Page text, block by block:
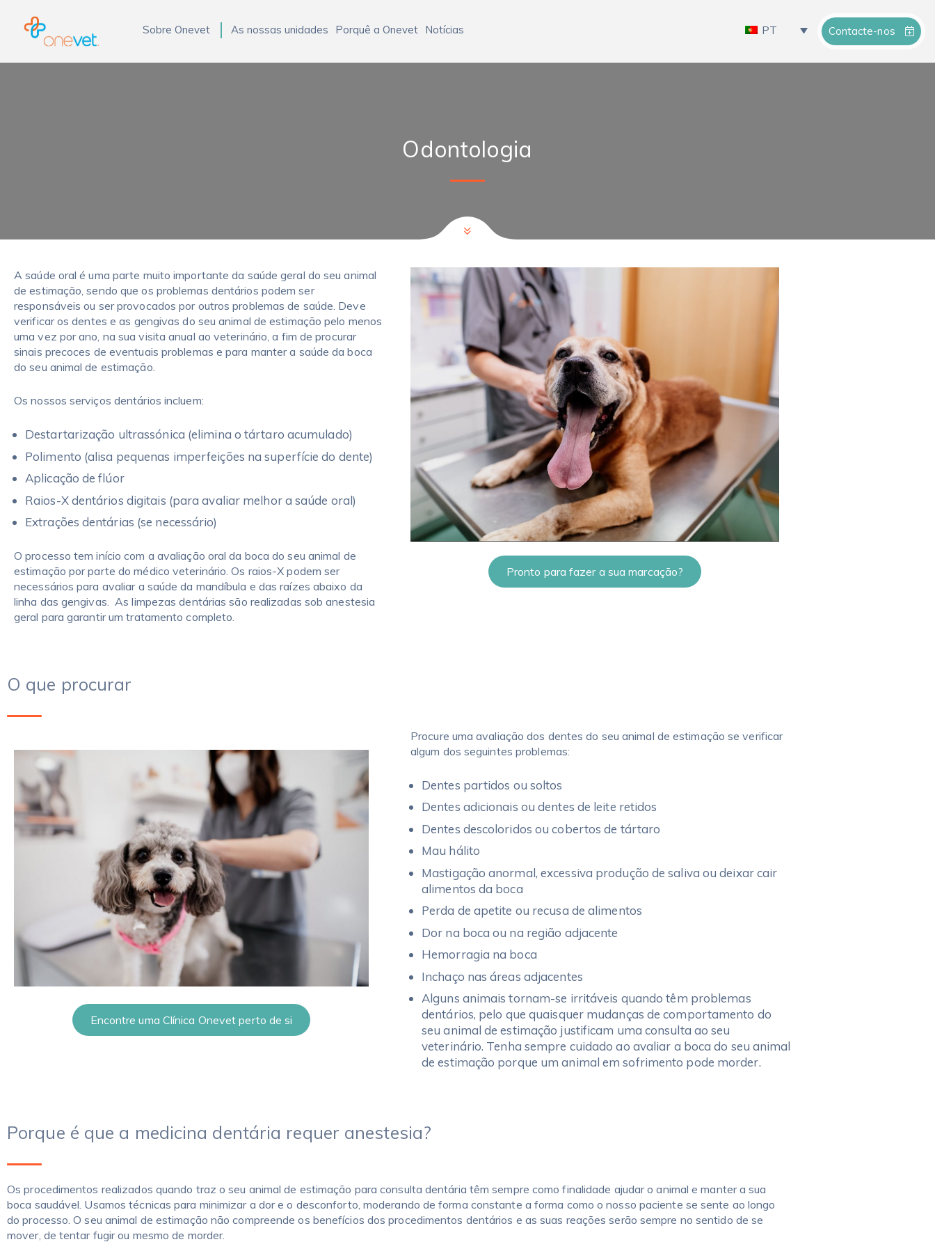
Sobre Onevet As nossas unidades Porquê a Onevet Notícias PT Contacte-nos
Odontologia
A saúde oral é uma parte muito importante da saúde geral do seu animal
de estimação, sendo que os problemas dentários podem ser
responsáveis ou ser provocados por outros problemas de saúde. Deve
verificar os dentes e as gengivas do seu animal de estimação pelo menos
uma vez por ano, na sua visita anual ao veterinário, a fim de procurar
sinais precoces de eventuais problemas e para manter a saúde da boca
do seu animal de estimação.
Os nossos serviços dentários incluem:
Destartarização ultrassónica (elimina o tártaro acumulado)
Polimento (alisa pequenas imperfeições na superfície do dente)
Aplicação de flúor
Raios-X dentários digitais (para avaliar melhor a saúde oral)
Extrações dentárias (se necessário)
O processo tem início com a avaliação oral da boca do seu animal de
estimação por parte do médico veterinário. Os raios-X podem ser
necessários para avaliar a saúde da mandíbula e das raízes abaixo da
linha das gengivas. As limpezas dentárias são realizadas sob anestesia
geral para garantir um tratamento completo.
Pronto para fazer a sua marcação?
O que procurar
Encontre uma Clínica Onevet perto de si
Procure uma avaliação dos dentes do seu animal de estimação se verificar
algum dos seguintes problemas:
Dentes partidos ou soltos
Dentes adicionais ou dentes de leite retidos
Dentes descoloridos ou cobertos de tártaro
Mau hálito
Mastigação anormal, excessiva produção de saliva ou deixar cair
alimentos da boca
Perda de apetite ou recusa de alimentos
Dor na boca ou na região adjacente
Hemorragia na boca
Inchaço nas áreas adjacentes
Alguns animais tornam-se irritáveis quando têm problemas
dentários, pelo que quaisquer mudanças de comportamento do
seu animal de estimação justificam uma consulta ao seu
veterinário. Tenha sempre cuidado ao avaliar a boca do seu animal
de estimação porque um animal em sofrimento pode morder.
Porque é que a medicina dentária requer anestesia?
Os procedimentos realizados quando traz o seu animal de estimação para consulta dentária têm sempre como finalidade ajudar o animal e manter a sua
boca saudável. Usamos técnicas para minimizar a dor e o desconforto, moderando de forma constante a forma como o nosso paciente se sente ao longo
do processo. O seu animal de estimação não compreende os benefícios dos procedimentos dentários e as suas reações serão sempre no sentido de se
mover, de tentar fugir ou mesmo de morder.